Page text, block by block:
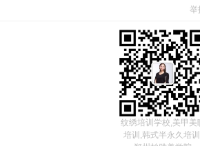
举
纹绣培训学校,美甲美
培训,韩式半永久培